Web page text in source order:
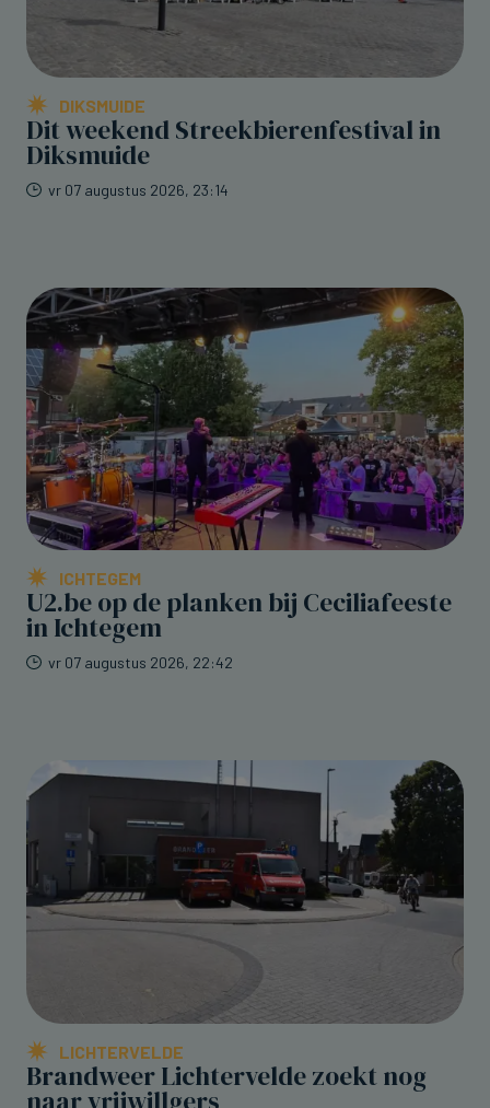
DIKSMUIDE
Dit weekend Streekbierenfestival in
Diksmuide
vr 07 augustus 2026, 23:14
ICHTEGEM
U2.be op de planken bij Ceciliafeeste
in Ichtegem
vr 07 augustus 2026, 22:42
LICHTERVELDE
Brandweer Lichtervelde zoekt nog